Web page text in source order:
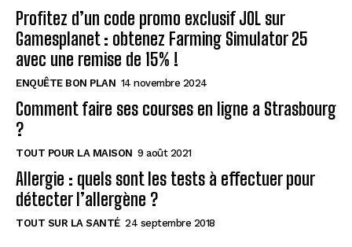
Profitez d’un code promo exclusif JOL sur
Gamesplanet : obtenez Farming Simulator 25
avec une remise de 15% !
ENQUÊTE BON PLAN 14 novembre 2024
Comment faire ses courses en ligne a Strasbourg
?
TOUT POUR LA MAISON 9 août 2021
Allergie : quels sont les tests à effectuer pour
détecter l’allergène ?
TOUT SUR LA SANTÉ 24 septembre 2018